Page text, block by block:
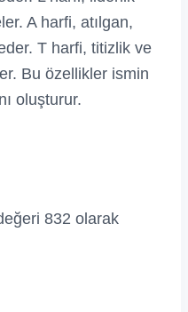
A harfi, atılgan,
T harfi, titizlik ve
Bu özellikler ismin
oluşturur.
832 olarak